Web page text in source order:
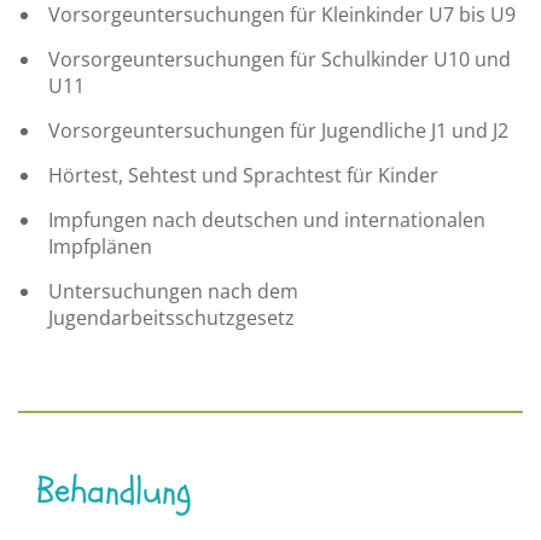
Vorsorgeuntersuchungen für Kleinkinder U7 bis U9
Vorsorgeuntersuchungen für Schulkinder U10 und
U11
Vorsorgeuntersuchungen für Jugendliche J1 und J2
Hörtest, Sehtest und Sprachtest für Kinder
Impfungen nach deutschen und internationalen
Impfplänen
Untersuchungen nach dem
Jugendarbeitsschutzgesetz
Behandlung